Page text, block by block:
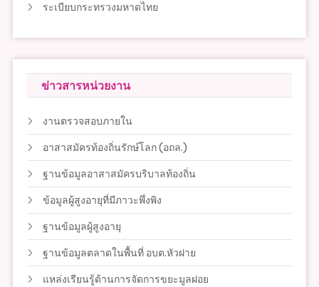
ระเบียบกระทรวงมหาดไทย
ข่าวสารหน่วยงาน
งานตรวจสอบภายใน
อาสาสมัครท้องถิ่นรักษ์โลก (อถล.)
ฐานข้อมูลอาสาสมัครบริบาลท้องถิ่น
ข้อมูลผู้สูงอายุที่มีภาวะพึ่งพิง
ฐานข้อมูลผู้สูงอายุ
ฐานข้อมูลตลาดในพื้นที่ อบต.หัวฝาย
แหล่งเรียนรู้ด้านการจัดการขยะมูลฝอย